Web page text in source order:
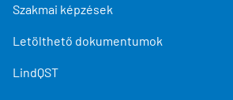
Szakmai képzések
Letölthető dokumentumok
LindQST